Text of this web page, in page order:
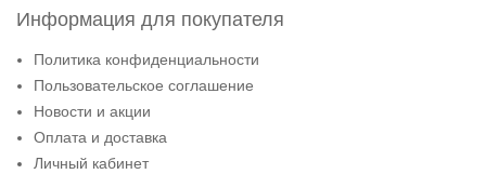
Информация для покупателя
Политика конфиденциальности
Пользовательское соглашение
Новости и акции
Оплата и доставка
Личный кабинет